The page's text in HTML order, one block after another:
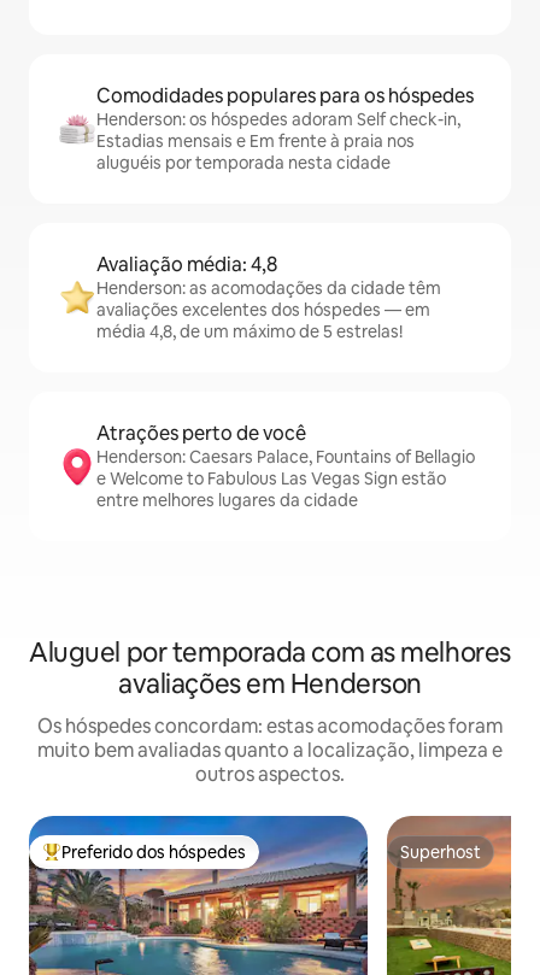
Comodidades populares para os hóspedes
Henderson: os hóspedes adoram Self check-in,
Estadias mensais e Em frente à praia nos
aluguéis por temporada nesta cidade
Avaliação média: 4,8
Henderson: as acomodações da cidade têm
avaliações excelentes dos hóspedes — em
média 4,8, de um máximo de 5 estrelas!
Atrações perto de você
Henderson: Caesars Palace, Fountains of Bellagio
e Welcome to Fabulous Las Vegas Sign estão
entre melhores lugares da cidade
Aluguel por temporada com as melhores
avaliações em Henderson
Os hóspedes concordam: estas acomodações foram
muito bem avaliadas quanto a localização, limpeza e
outros aspectos.
Entre os melhores preferidos dos hóspedes
Preferido dos hóspedes Superhost
Superhost